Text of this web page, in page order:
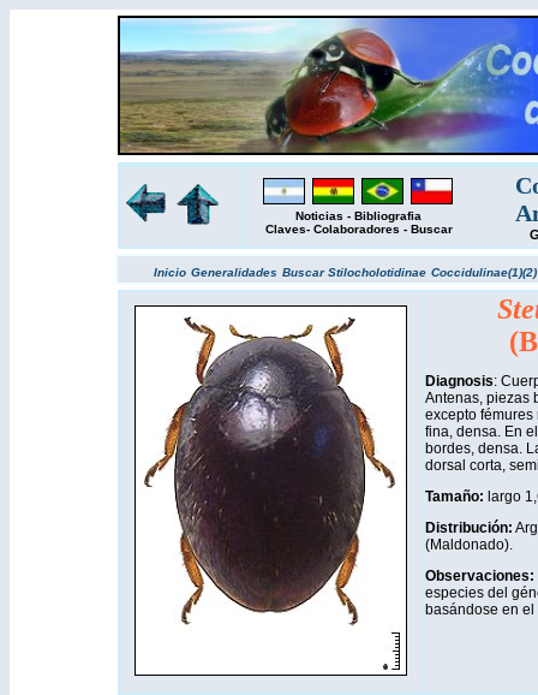
Noticias - Bibliografia
Claves- Colaboradores - Buscar
Inicio Generalidades BuscarStilocholotidinae Coccidulinae(1)(2)
Diagnosis:
Antenas, piezas
excepto
fina, densa. En
bordes, densa.
dorsal corta,
Tamaño: largo
Distribución:
(Maldonado).
Observaciones:
especies del
basándose en